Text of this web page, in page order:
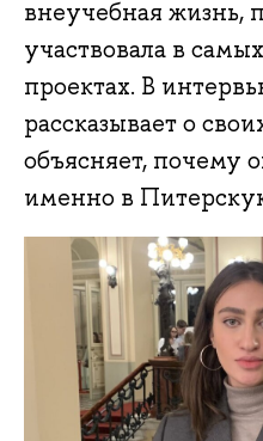
внеучебная жизнь,
участвовала в
проектах. В
рассказывает о
объясняет, почему
именно в